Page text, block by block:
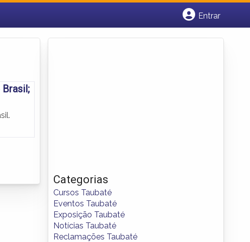
Entrar
Categorias
Cursos Taubaté
Eventos Taubaté
Exposição Taubaté
Notícias Taubaté
Reclamações Taubaté